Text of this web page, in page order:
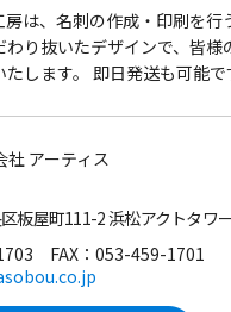
房は、名刺の作成・印刷を行
わり抜いたデザインで、皆様
します。 即日発送も可能で
アーティス
板屋町111-2 浜松アクトタワ
FAX：053-459-1701